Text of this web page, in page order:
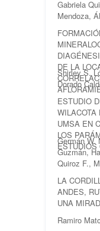
Gabriela
Mendoza,
DE LA
Shirley S.
Dorado
ESTUDIO
UMSA EN
LOS
ESTUDIOS
Germán W.
Guzmán,
Quiroz F.,
LA
ANDES,
UNA
Ramiro